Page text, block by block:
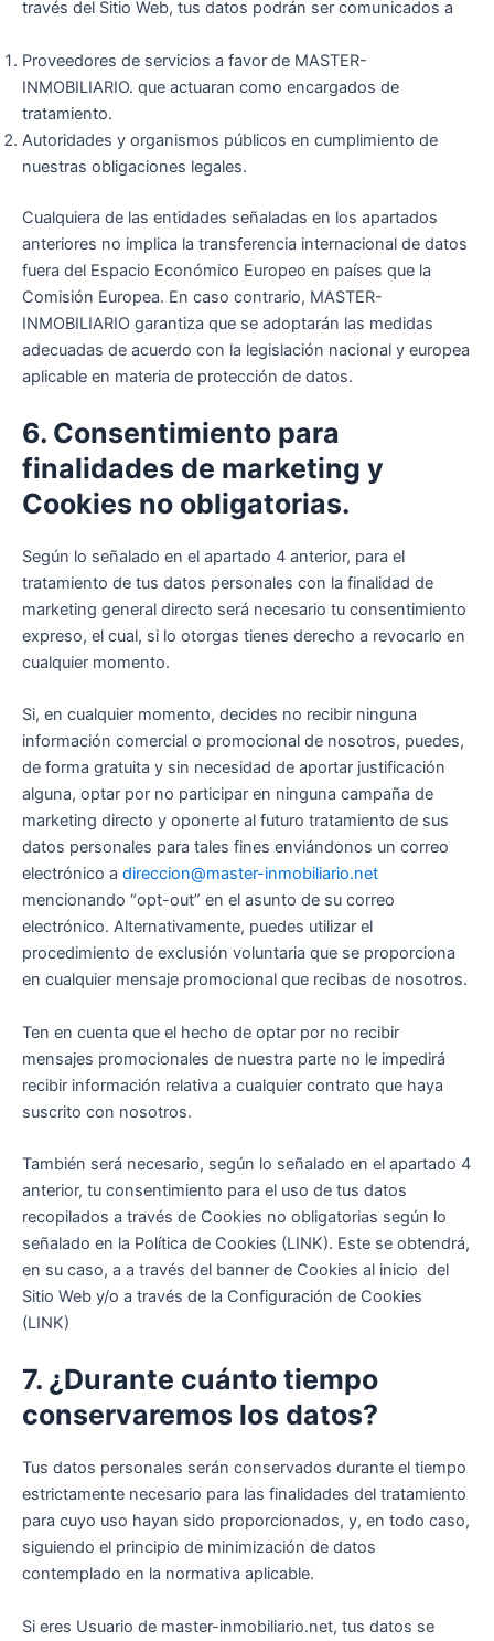
través del Sitio Web, tus datos podrán ser comunicados a
Proveedores de servicios a favor de MASTER-
INMOBILIARIO. que actuaran como encargados de
tratamiento.
Autoridades y organismos públicos en cumplimiento de
nuestras obligaciones legales.
Cualquiera de las entidades señaladas en los apartados
anteriores no implica la transferencia internacional de datos
fuera del Espacio Económico Europeo en países que la
Comisión Europea. En caso contrario, MASTER-
INMOBILIARIO garantiza que se adoptarán las medidas
adecuadas de acuerdo con la legislación nacional y europea
aplicable en materia de protección de datos.
6. Consentimiento para
finalidades de marketing y
Cookies no obligatorias.
Según lo señalado en el apartado 4 anterior, para el
tratamiento de tus datos personales con la finalidad de
marketing general directo será necesario tu consentimiento
expreso, el cual, si lo otorgas tienes derecho a revocarlo en
cualquier momento.
Si, en cualquier momento, decides no recibir ninguna
información comercial o promocional de nosotros, puedes,
de forma gratuita y sin necesidad de aportar justificación
alguna, optar por no participar en ninguna campaña de
marketing directo y oponerte al futuro tratamiento de sus
datos personales para tales fines enviándonos un correo
electrónico a direccion@master-inmobiliario.net
mencionando “opt-out” en el asunto de su correo
electrónico. Alternativamente, puedes utilizar el
procedimiento de exclusión voluntaria que se proporciona
en cualquier mensaje promocional que recibas de nosotros.
Ten en cuenta que el hecho de optar por no recibir
mensajes promocionales de nuestra parte no le impedirá
recibir información relativa a cualquier contrato que haya
suscrito con nosotros.
También será necesario, según lo señalado en el apartado 4
anterior, tu consentimiento para el uso de tus datos
recopilados a través de Cookies no obligatorias según lo
señalado en la Política de Cookies (LINK). Este se obtendrá,
en su caso, a a través del banner de Cookies al inicio del
Sitio Web y/o a través de la Configuración de Cookies
(LINK)
7. ¿Durante cuánto tiempo
conservaremos los datos?
Tus datos personales serán conservados durante el tiempo
estrictamente necesario para las finalidades del tratamiento
para cuyo uso hayan sido proporcionados, y, en todo caso,
siguiendo el principio de minimización de datos
contemplado en la normativa aplicable.
Si eres Usuario de master-inmobiliario.net, tus datos se